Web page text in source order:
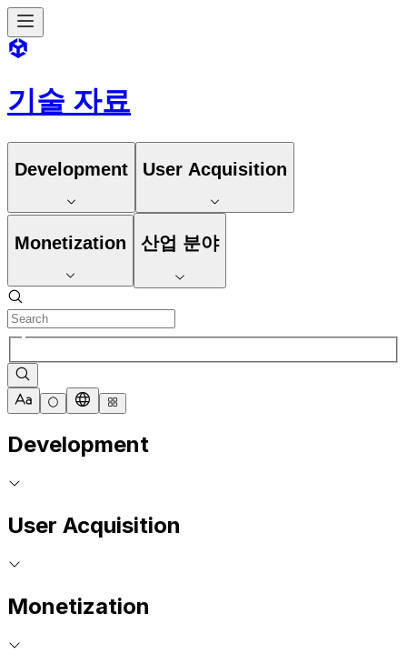
기술 자료
Development User Acquisition
Monetization 산업 분야
Development
User Acquisition
Monetization